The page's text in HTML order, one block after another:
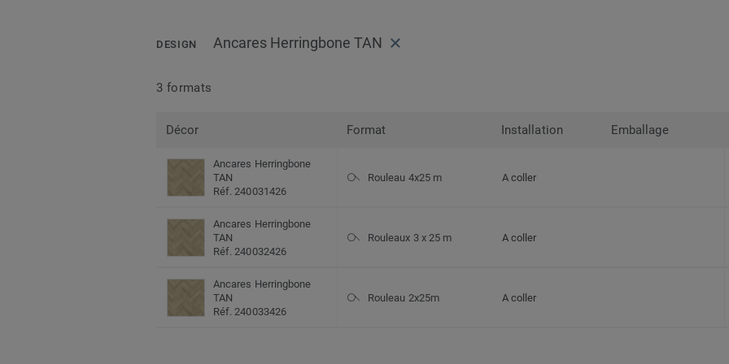
DESIGN Ancares Herringbone TAN
3 formats
Décor Format Installation Emballage
Ancares Herringbone
TAN
Réf. 240031426
Rouleau 4x25 m A coller
Ancares Herringbone
TAN
Réf. 240032426
Rouleaux 3 x 25 m A coller
Ancares Herringbone
TAN
Réf. 240033426
Rouleau 2x25m A coller